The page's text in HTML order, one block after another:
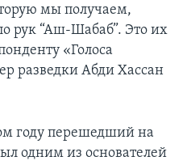
мы получаем,
рук “Аш-Шабаб”. Это их
«Голоса
разведки Абди Хассан
году перешедший на
одним из основателей